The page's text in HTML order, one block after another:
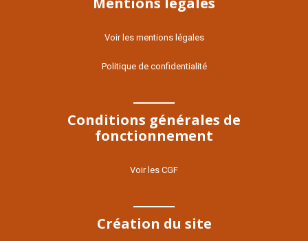
Voir les mentions légales
Politique de confidentialité
Conditions générales de
fonctionnement
Voir les CGF
Création du site